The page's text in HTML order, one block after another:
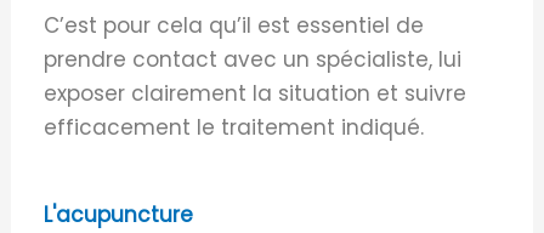
C’est pour cela qu’il est essentiel de
prendre contact avec un spécialiste, lui
exposer clairement la situation et suivre
efficacement le traitement indiqué.
L'acupuncture